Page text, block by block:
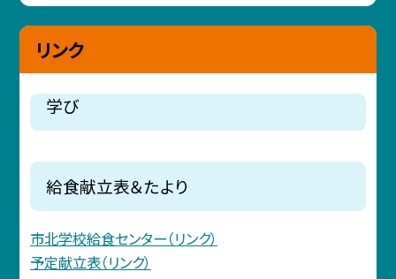
リンク
学び
給食献立表＆たより
市北学校給食センター（リンク）
予定献立表（リンク）